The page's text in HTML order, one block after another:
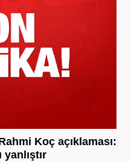
Koç açıklaması: